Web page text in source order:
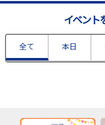
イベント
全て 本日